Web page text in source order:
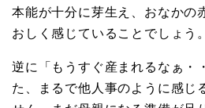
本能が十分に芽生え、おなかの
おしく感じていることでしょう。
逆に「もうすぐ産まれるなぁ・
た、まるで他人事のように感じ